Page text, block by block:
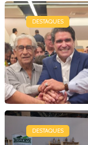
DESTAQUES
DESTAQUES